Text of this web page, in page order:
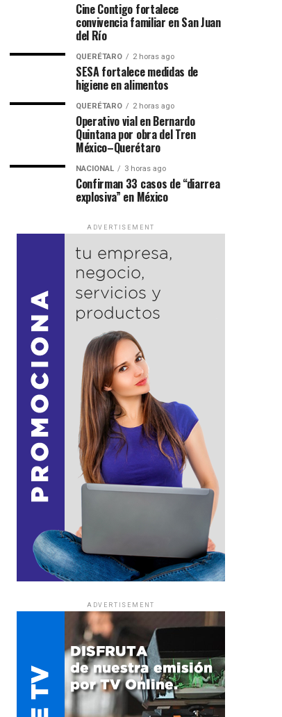
Cine Contigo fortalece
convivencia familiar en San Juan
del Río
QUERÉTARO 2 horas ago
SESA fortalece medidas de
higiene en alimentos
QUERÉTARO 2 horas ago
Operativo vial en Bernardo
Quintana por obra del Tren
México–Querétaro
NACIONAL 3 horas ago
Confirman 33 casos de “diarrea
explosiva” en México
ADVERTISEMENT
ADVERTISEMENT